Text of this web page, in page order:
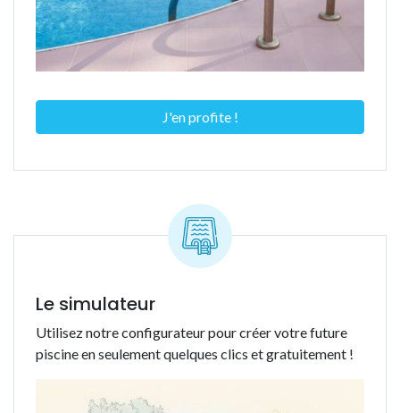
J'en profite !
Le simulateur
Utilisez notre configurateur pour créer votre future
piscine en seulement quelques clics et gratuitement !